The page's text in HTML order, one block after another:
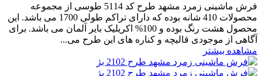
فرش ماشینی زمرد مشهد طرح کد 5114 طوسی از مجموعه
محصولات 410 شانه بوده که دارای تراکم طولی 1700 می باشد. این
محصول هشت رنگ بوده و 100% اکریلیک بایر آلمان می باشد. برای
آگاهی از موجودی قالیچه و کناره های این طرح می...
مشاهده بیشتر